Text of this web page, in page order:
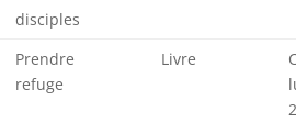
disciples
Prendre
refuge
Livre